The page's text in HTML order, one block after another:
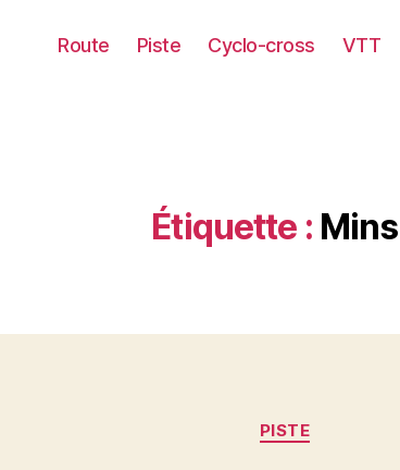
Route Piste Cyclo-cross VTT
Étiquette :
Catégories
PISTE